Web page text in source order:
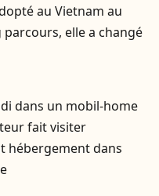
au Vietnam au
elle a changé
dans un mobil-home
fait visiter
hébergement dans